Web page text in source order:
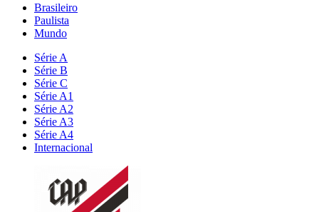
Brasileiro
Paulista
Mundo
Série A
Série B
Série C
Série A1
Série A2
Série A3
Série A4
Internacional